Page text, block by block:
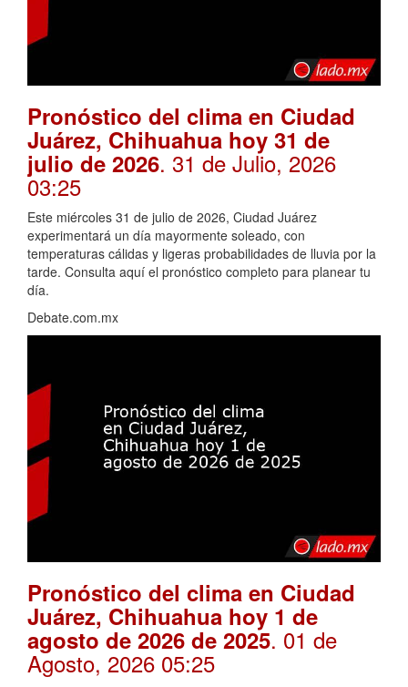
Pronóstico del clima en Ciudad
Juárez, Chihuahua hoy 31 de
julio de 2026. 31 de Julio, 2026
03:25
Este miércoles 31 de julio de 2026, Ciudad Juárez
experimentará un día mayormente soleado, con
temperaturas cálidas y ligeras probabilidades de lluvia por la
tarde. Consulta aquí el pronóstico completo para planear tu
día.
Debate.com.mx
Pronóstico del clima en Ciudad
Juárez, Chihuahua hoy 1 de
agosto de 2026 de 2025. 01 de
Agosto, 2026 05:25